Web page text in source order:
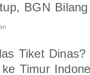
BGN
Tiket
Timur